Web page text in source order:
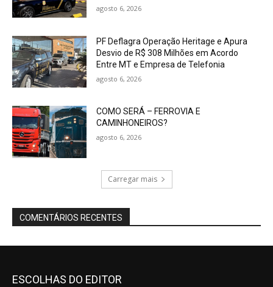
agosto 6, 2026
PF Deflagra Operação Heritage e Apura
Desvio de R$ 308 Milhões em Acordo
Entre MT e Empresa de Telefonia
agosto 6, 2026
COMO SERÁ – FERROVIA E
CAMINHONEIROS?
agosto 6, 2026
Carregar mais
COMENTÁRIOS RECENTES
ESCOLHAS DO EDITOR